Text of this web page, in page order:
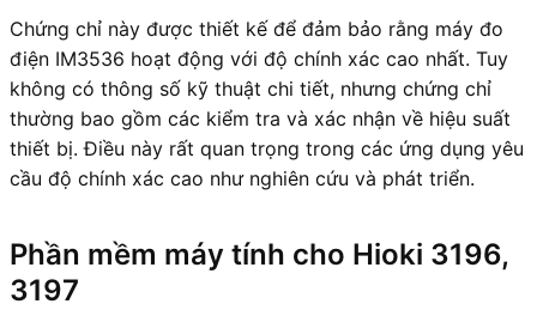
Chứng chỉ này được thiết kế để đảm bảo rằng máy đo
điện IM3536 hoạt động với độ chính xác cao nhất. Tuy
không có thông số kỹ thuật chi tiết, nhưng chứng chỉ
thường bao gồm các kiểm tra và xác nhận về hiệu suất
thiết bị. Điều này rất quan trọng trong các ứng dụng yêu
cầu độ chính xác cao như nghiên cứu và phát triển.
Phần mềm máy tính cho Hioki 3196,
3197